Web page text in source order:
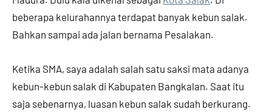
beberapa kelurahannya terdapat banyak kebun salak.
Bahkan sampai ada jalan bernama Pesalakan.
Ketika SMA, saya adalah salah satu saksi mata adanya
kebun-kebun salak di Kabupaten Bangkalan. Saat itu
saja sebenarnya, luasan kebun salak sudah berkurang.